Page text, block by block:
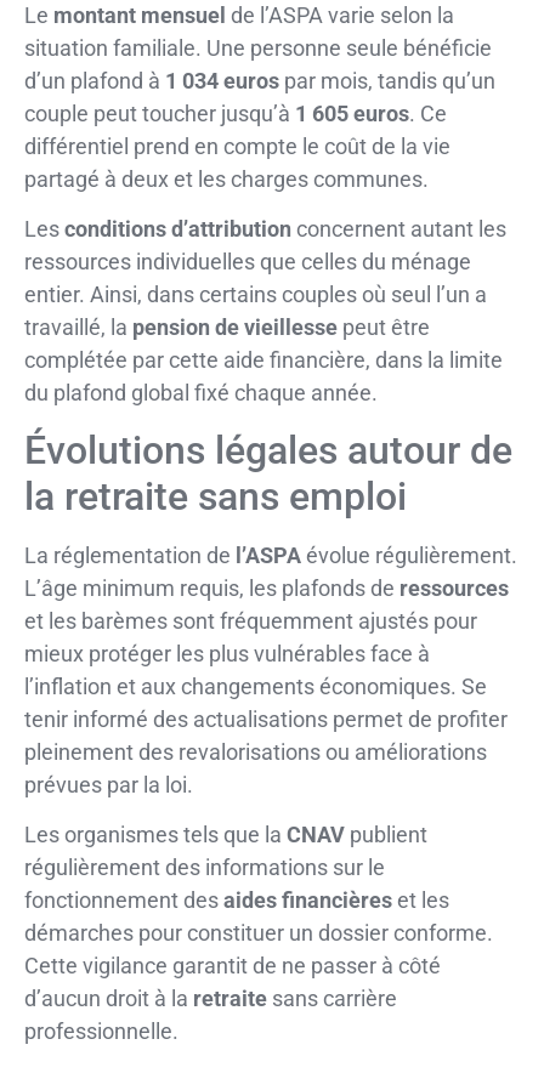
Le montant mensuel de l’ASPA varie selon la
situation familiale. Une personne seule bénéficie
d’un plafond à 1 034 euros par mois, tandis qu’un
couple peut toucher jusqu’à 1 605 euros. Ce
différentiel prend en compte le coût de la vie
partagé à deux et les charges communes.
Lesconditions d’attribution concernent autant les
ressources individuelles que celles du ménage
entier. Ainsi, dans certains couples où seul l’un a
travaillé, la pension de vieillesse peut être
complétée par cette aide financière, dans la limite
du plafond global fixé chaque année.
Évolutions légales autour de
la retraite sans emploi
La réglementation de l’ASPAévolue régulièrement.
L’âge minimum requis, les plafonds de ressources
et les barèmes sont fréquemment ajustés pour
mieux protéger les plus vulnérables face à
l’inflation et aux changements économiques. Se
tenir informé des actualisations permet de profiter
pleinement des revalorisations ou améliorations
prévues par la loi.
Les organismes tels que la CNAV publient
régulièrement des informations sur le
fonctionnement desaides financièreset les
démarches pour constituer un dossier conforme.
Cette vigilance garantit de ne passer à côté
d’aucun droit à la retraite sans carrière
professionnelle.